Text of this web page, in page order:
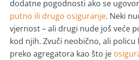
dodatne pogodnosti ako se
putno ili drugo osiguranje. Neki
vjernost – ali drugi nude još veće
kod njih. Zvuči neobično, ali
preko agregatora kao što je